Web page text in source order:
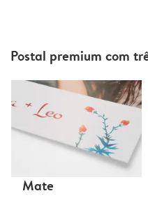
Postal premium com
Mate